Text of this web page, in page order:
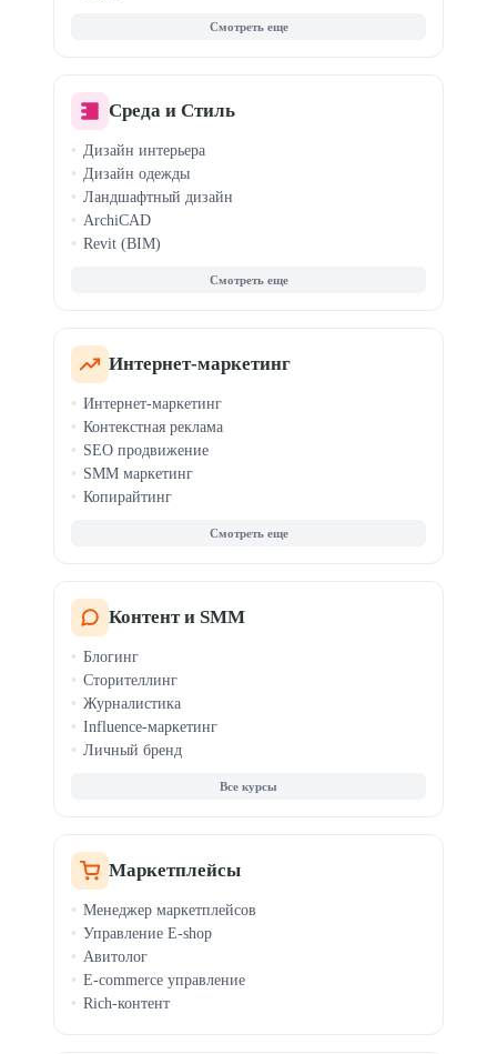
Среда и Стиль
Дизайн интерьера
Дизайн одежды
Ландшафтный дизайн
ArchiCAD
Revit (BIM)
Светодизайн
Хоумстейджинг
Дизайн для маркетплейсов
Интернет-маркетинг
Интернет-маркетинг
Контекстная реклама
SEO продвижение
SMM маркетинг
Копирайтинг
Email и CRM-маркетинг
Мессенджер-маркетинг
Продвижение приложений
TikTok-маркетинг
Контент и SMM
Блогинг
Сторителлинг
Журналистика
Influence-маркетинг
Личный бренд
Все курсы
Маркетплейсы
Менеджер маркетплейсов
Управление E-shop
Авитолог
E-commerce управление
Rich-контент